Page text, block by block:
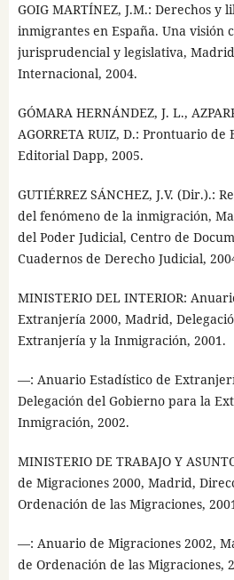
GOIG MARTÍNEZ, J.M.: Derechos y
inmigrantes en España. Una visión
jurisprudencial y legislativa,
Internacional, 2004.
GÓMARA HERNÁNDEZ, J. L.,
AGORRETA RUIZ, D.: Prontuario
Editorial Dapp, 2005.
GUTIÉRREZ SÁNCHEZ, J.V. (Dir.).:
del fenómeno de la inmigración,
del Poder Judicial, Centro de
Cuadernos de Derecho Judicial,
MINISTERIO DEL INTERIOR:
Extranjería 2000, Madrid,
Extranjería y la Inmigración, 2001.
—: Anuario Estadístico de
Delegación del Gobierno para la
Inmigración, 2002.
MINISTERIO DE TRABAJO Y
de Migraciones 2000, Madrid,
Ordenación de las Migraciones,
—: Anuario de Migraciones 2002,
de Ordenación de las Migraciones,